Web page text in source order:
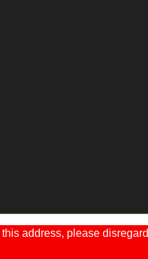
address, please